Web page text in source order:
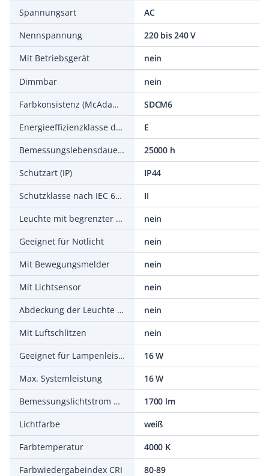
Spannungsart
AC
Nennspannung
220 bis 240 V
Mit Betriebsgerät
nein
Dimmbar
nein
Farbkonsistenz (McAdam-Ellipse)
SDCM6
Energieeffizienzklasse der Lichtquelle nach EU-Richtlinie 2019/2015
E
Bemessungslebensdauer L70/B50 bei 25 °C
25000 h
Schutzart (IP)
IP44
Schutzklasse nach IEC 61140
II
Leuchte mit begrenzter Oberflächentemperatur D-Zeichen
nein
Geeignet für Notlicht
nein
Mit Bewegungsmelder
nein
Mit Lichtsensor
nein
Abdeckung der Leuchte mit Wärmedämm-Material möglich
nein
Mit Luftschlitzen
nein
Geeignet für Lampenleistung
16 W
Max. Systemleistung
16 W
Bemessungslichtstrom nach IEC 62722-2-1
1700 lm
Lichtfarbe
weiß
Farbtemperatur
4000 K
Farbwiedergabeindex CRI
80-89